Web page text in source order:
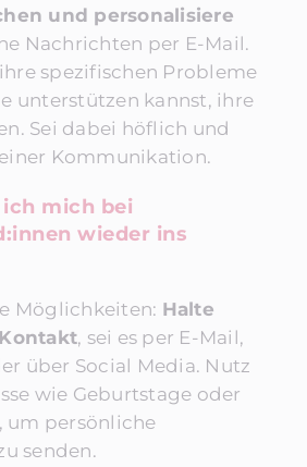
und personalisiere
Nachrichten per E-Mail.
spezifischen Probleme
unterstützen kannst, ihre
Sei dabei höflich und
Kommunikation.
ich mich bei
wieder ins
Möglichkeiten: Halte
, sei es per E-Mail,
über Social Media. Nutz
wie Geburtstage oder
um persönliche
senden.